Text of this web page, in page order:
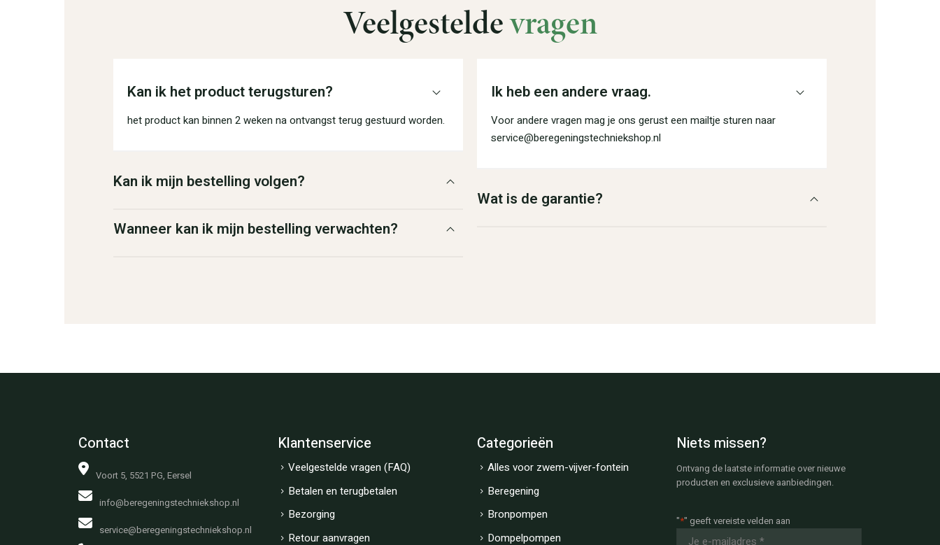
Veelgesteldevragen
Kan ik het product terugsturen?
het product kan binnen 2 weken na ontvangst terug gestuurd worden.
Kan ik mijn bestelling volgen?
Wanneer kan ik mijn bestelling verwachten?
Ik heb een andere vraag.
Voor andere vragen mag je ons gerust een mailtje sturen naar
service@beregeningstechniekshop.nl
Wat is de garantie?
Contact
Voort 5, 5521 PG, Eersel
info@beregeningstechniekshop.nl
service@beregeningstechniekshop.nl
Klantenservice
Veelgestelde vragen (FAQ)
Betalen en terugbetalen
Bezorging
Retour aanvragen
Categorieën
Alles voor zwem-vijver-fontein
Beregening
Bronpompen
Dompelpompen
Niets missen?
Ontvang de laatste informatie over nieuwe
producten en exclusieve aanbiedingen.
"*" geeft vereiste velden aan